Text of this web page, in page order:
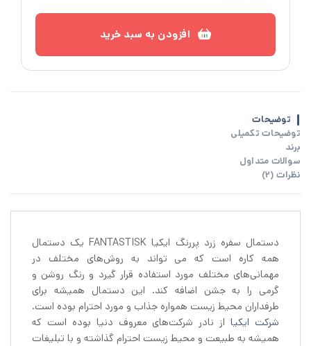
افزودن به سبد خرید
توضیحات
توضیحات تکمیلی
برند
سوالات متداول
نظرات (2)
دستمال سفره زرد پررنگ ایکیا FANTASTISK یک دستمال
همه کاره است که می تواند به روش‌های مختلف در
مهمانی‌های مختلف مورد استفاده قرار گیرد و رنگ روشن و
گرمی را به جشن اضافه کند. این دستمال همیشه برای
طرفداران محیط زیست همواره جذاب و مورد احترام بوده است.
شرکت ایکیااز نادر شرکت‌های معروف دنیا بوده است که
همیشه به طبیعت و محیط زیست احترام گذاشته و با تبلیغات